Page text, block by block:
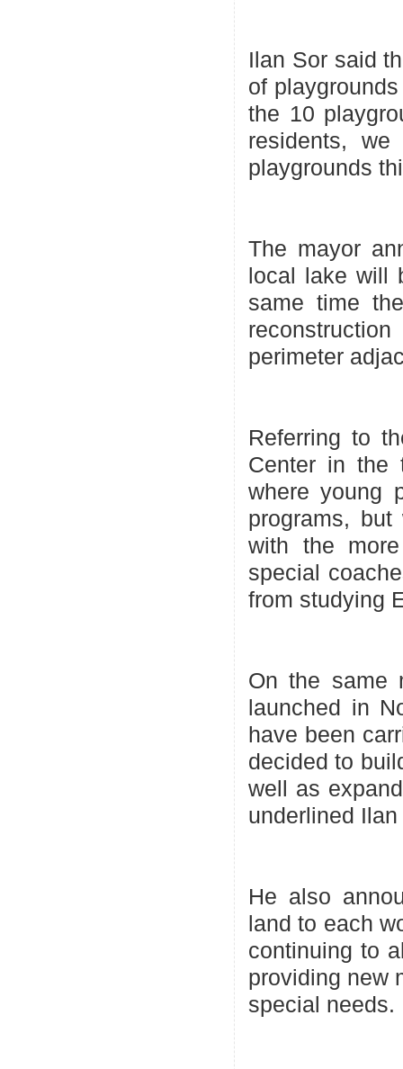
Ilan Sor said
of
the 10
residents,
playgrounds
The mayor
local lake will
same time
perimeter
Referring to
Center in the
where young
programs,
with the
special
from studying
On the same
launched in
have been
decided to
well as
underlined Ilan
He also
land to each
continuing to
providing new
special needs.